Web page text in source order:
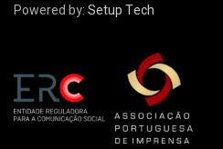
Powered by:Setup Tech